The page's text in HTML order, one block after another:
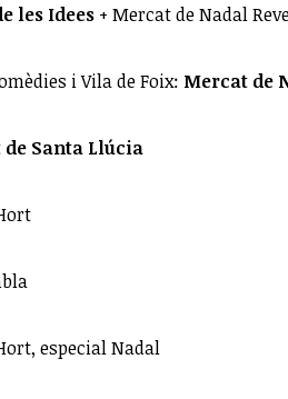
les Idees + Mercat de Nadal
i Vila de Foix: Mercat de
Santa Llúcia
especial Nadal